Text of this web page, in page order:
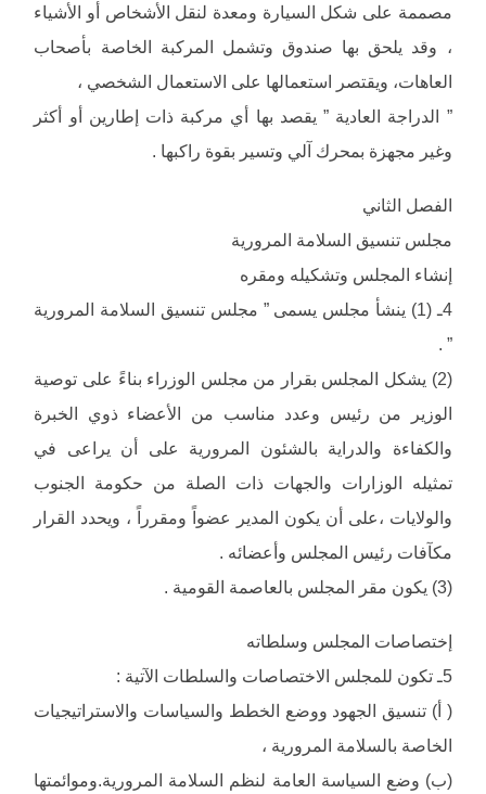
مصممة على شكل السيارة ومعدة لنقل الأشخاص أو الأشياء
، وقد يلحق بها صندوق وتشمل المركبة الخاصة بأصحاب
العاهات، ويقتصر استعمالها على الاستعمال الشخصي ،
” الدراجة العادية ” يقصد بها أي مركبة ذات إطارين أو أكثر
وغير مجهزة بمحرك آلي وتسير بقوة راكبها .
الفصل الثاني
مجلس تنسيق السلامة المرورية
إنشاء المجلس وتشكيله ومقره
4ـ (1) ينشأ مجلس يسمى ” مجلس تنسيق السلامة المرورية
” .
(2) يشكل المجلس بقرار من مجلس الوزراء بناءً على توصية
الوزير من رئيس وعدد مناسب من الأعضاء ذوي الخبرة
والكفاءة والدراية بالشئون المرورية على أن يراعى في
تمثيله الوزارات والجهات ذات الصلة من حكومة الجنوب
والولايات ،على أن يكون المدير عضواً ومقرراً ، ويحدد القرار
مكآفات رئيس المجلس وأعضائه .
(3) يكون مقر المجلس بالعاصمة القومية .
إختصاصات المجلس وسلطاته
5ـ تكون للمجلس الاختصاصات والسلطات الآتية :
( أ) تنسيق الجهود ووضع الخطط والسياسات والاستراتيجيات
الخاصة بالسلامة المرورية ،
(ب) وضع السياسة العامة لنظم السلامة المرورية.وموائمتها